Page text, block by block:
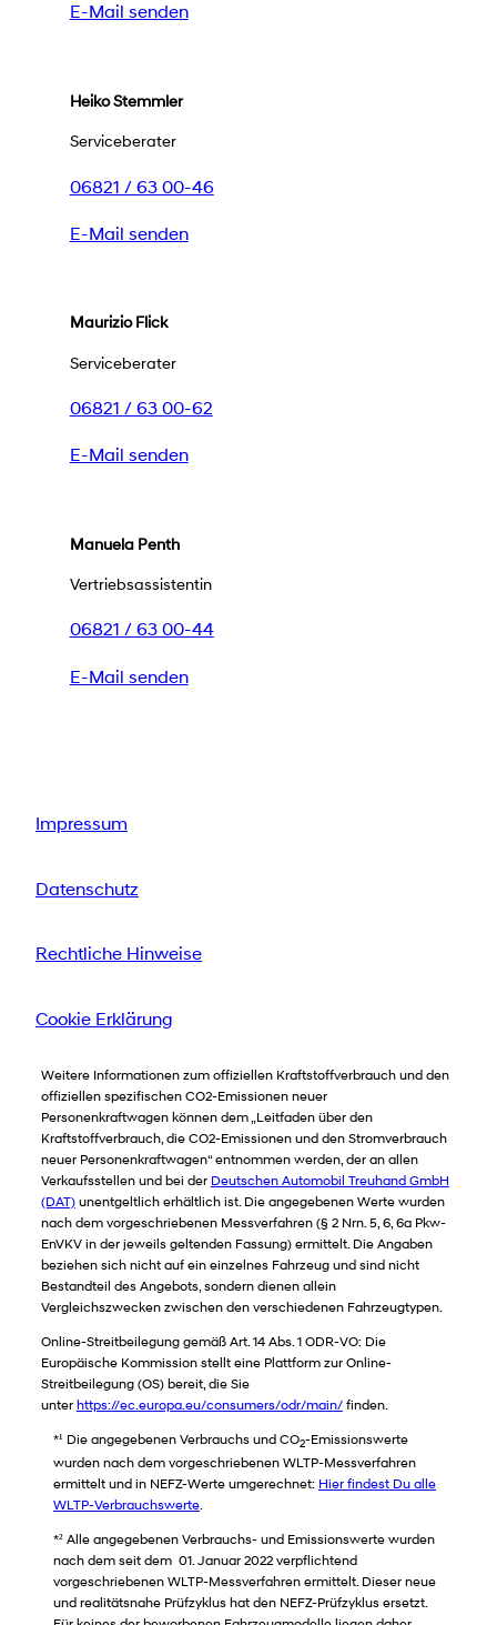
E-Mail senden
Heiko Stemmler
Serviceberater
06821 / 63 00-46
E-Mail senden
Maurizio Flick
Serviceberater
06821 / 63 00-62
E-Mail senden
Manuela Penth
Vertriebsassistentin
06821 / 63 00-44
E-Mail senden
Impressum
Datenschutz
Rechtliche Hinweise
Cookie Erklärung
Weitere Informationen zum offiziellen Kraftstoffverbrauch und den
offiziellen spezifischen CO2-Emissionen neuer
Personenkraftwagen können dem „Leitfaden über den
Kraftstoffverbrauch, die CO2-Emissionen und den Stromverbrauch
neuer Personenkraftwagen“ entnommen werden, der an allen
Verkaufsstellen und bei der Deutschen Automobil Treuhand GmbH
(DAT)unentgeltlich erhältlich ist. Die angegebenen Werte wurden
nach dem vorgeschriebenen Messverfahren (§ 2 Nrn. 5, 6, 6a Pkw-
EnVKV in der jeweils geltenden Fassung) ermittelt. Die Angaben
beziehen sich nicht auf ein einzelnes Fahrzeug und sind nicht
Bestandteil des Angebots, sondern dienen allein
Vergleichszwecken zwischen den verschiedenen Fahrzeugtypen.
Online-Streitbeilegung gemäß Art. 14 Abs. 1 ODR-VO: Die
Europäische Kommission stellt eine Plattform zur Online-
Streitbeilegung (OS) bereit, die Sie
unter https://ec.europa.eu/consumers/odr/main/finden.
*¹ Die angegebenen Verbrauchs und CO2-Emissionswerte
wurden nach dem vorgeschriebenen WLTP-Messverfahren
ermittelt und in NEFZ-Werte umgerechnet: Hier findest Du alle
WLTP-Verbrauchswerte.
*² Alle angegebenen Verbrauchs- und Emissionswerte wurden
nach dem seit dem 01. Januar 2022 verpflichtend
vorgeschriebenen WLTP-Messverfahren ermittelt. Dieser neue
und realitätsnahe Prüfzyklus hat den NEFZ-Prüfzyklus ersetzt.